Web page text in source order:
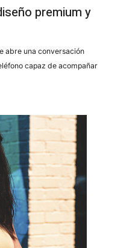
premium y
abre una conversación
capaz de acompañar